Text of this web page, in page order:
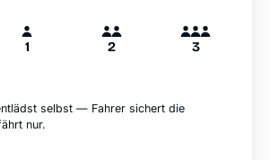
1 2 3
selbst — Fahrer sichert die
nur.